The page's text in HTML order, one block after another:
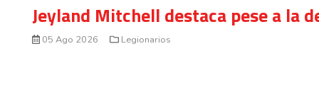
Jeyland Mitchell destaca pese a la
05 Ago 2026 Legionarios